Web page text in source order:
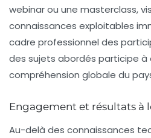
webinar ou une masterclass,
connaissances exploitables
cadre professionnel des
des sujets abordés participe à
compréhension globale du
Engagement et résultats à
Au-delà des connaissances